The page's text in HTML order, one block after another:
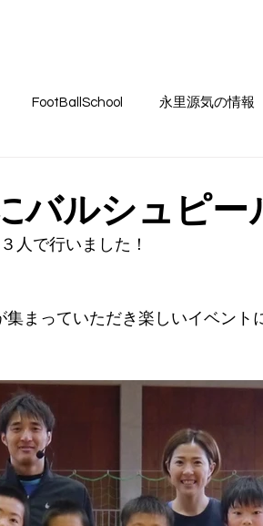
FootBallSchool 永里源気の情報
バルシュピー
人で行いました！
まっていただき楽しいイベント